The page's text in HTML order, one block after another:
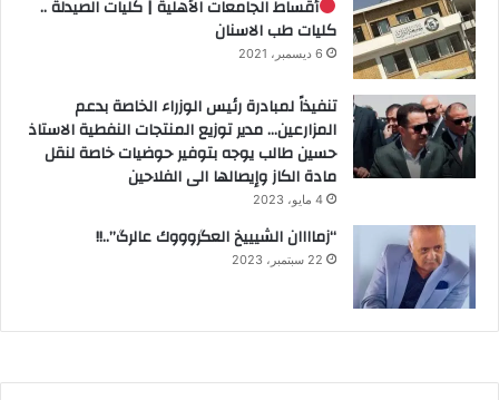
أقساط الجامعات الأهلية | كليات الصيدلة ..
كليات طب الاسنان
6 ديسمبر، 2021
تنفيذاً لمبادرة رئيس الوزراء الخاصة بدعم
المزارعين… مدير توزيع المنتجات النفطية الاستاذ
حسين طالب يوجه بتوفير حوضيات خاصة لنقل
مادة الكاز وإيصالها الى الفلاحين
4 مايو، 2023
“زماااان الشيييخ العگروووك عالرگ”..!!
22 سبتمبر، 2023